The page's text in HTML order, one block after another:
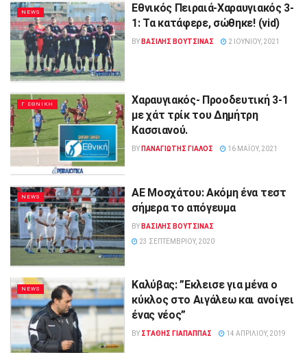
NEWS
Εθνικός Πειραιά-Χαραυγιακός 3-
1: Τα κατάφερε, σώθηκε! (vid)
BY ΒΑΣΙΛΗΣ ΒΟΥΤΣΙΝΑΣ 2 ΙΟΥΝΊΟΥ, 2021
Γ ΕΘΝΙΚΗ
Χαραυγιακός- Προοδευτική 3-1
με χάτ τρίκ του Δημήτρη
Κασσιανού.
BY ΠΑΝΑΓΙΩΤΗΣ ΓΙΑΛΟΣ 16 ΜΑΪ́ΟΥ, 2021
NEWS
ΑΕ Μοσχάτου: Ακόμη ένα τεστ
σήμερα το απόγευμα
BY ΒΑΣΙΛΗΣ ΒΟΥΤΣΙΝΑΣ
23 ΣΕΠΤΕΜΒΡΊΟΥ, 2020
NEWS
Καλύβας: ”Εκλεισε για μένα ο
κύκλος στο Αιγάλεω και ανοίγει
ένας νέος”
BY ΣΤΑΘΗΣ ΓΊΑΠΑΠΠΑΣ 14 ΑΠΡΙΛΊΟΥ, 2019